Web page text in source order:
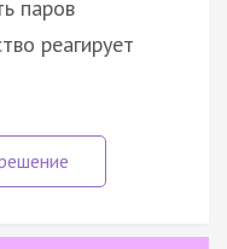
паров
реагирует